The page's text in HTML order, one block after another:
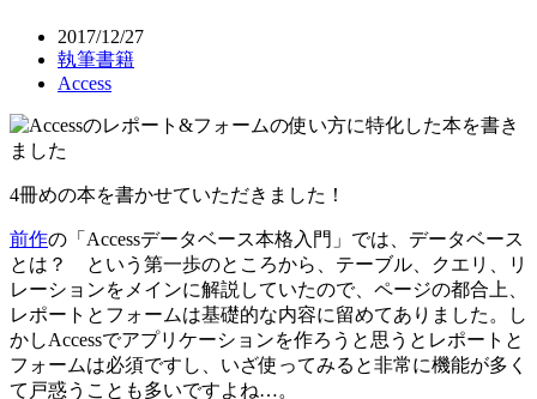
2017/12/27
執筆書籍
Access
4冊めの本を書かせていただきました！
前作の「Accessデータベース本格入門」では、データベース
とは？ という第一歩のところから、テーブル、クエリ、リ
レーションをメインに解説していたので、ページの都合上、
レポートとフォームは基礎的な内容に留めてありました。し
かしAccessでアプリケーションを作ろうと思うとレポートと
フォームは必須ですし、いざ使ってみると非常に機能が多く
て戸惑うことも多いですよね…。